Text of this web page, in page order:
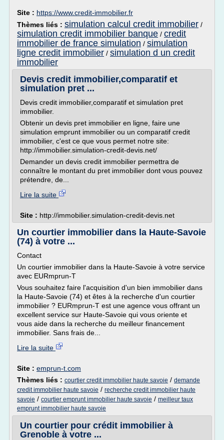
Site : https://www.credit-immobilier.fr
Thèmes liés : simulation calcul credit immobilier /
simulation credit immobilier banque / credit
immobilier de france simulation / simulation
ligne credit immobilier / simulation d un credit
immobilier
Devis credit immobilier,comparatif et
simulation pret ...
Devis credit immobilier,comparatif et simulation pret
immobilier.
Obtenir un devis pret immobilier en ligne, faire une
simulation emprunt immobilier ou un comparatif credit
immobilier, c'est ce que vous permet notre site:
http://immobilier.simulation-credit-devis.net/
Demander un devis credit immobilier permettra de
connaître le montant du pret immobilier dont vous pouvez
prétendre, de...
Lire la suite
Site : http://immobilier.simulation-credit-devis.net
Un courtier immobilier dans la Haute-Savoie
(74) à votre ...
Contact
Un courtier immobilier dans la Haute-Savoie à votre service
avec EURmprun-T
Vous souhaitez faire l'acquisition d'un bien immobilier dans
la Haute-Savoie (74) et êtes à la recherche d'un courtier
immobilier ? EURmprun-T est une agence vous offrant un
excellent service sur Haute-Savoie qui vous oriente et
vous aide dans la recherche du meilleur financement
immobilier. Sans frais de...
Lire la suite
Site : emprun-t.com
Thèmes liés : courtier credit immobilier haute savoie / demande
credit immobilier haute savoie / recherche credit immobilier haute
savoie / courtier emprunt immobilier haute savoie / meilleur taux
emprunt immobilier haute savoie
Un courtier pour crédit immobilier à
Grenoble à votre ...